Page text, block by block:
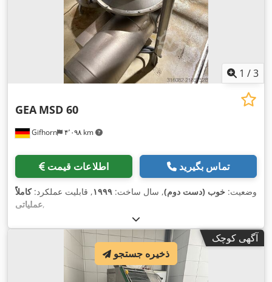
1 /3
Gifhorn ۴٬۰۹۸ km
GEA MSD 60
اطلاعات قیمت تماس بگیرید
وضعیت: خوب (دست دوم), سال ساخت: ۱۹۹۹, قابلیت عملکرد:کاملاً
عملیاتی,
آگهی کوچک
ذخیره جستجو